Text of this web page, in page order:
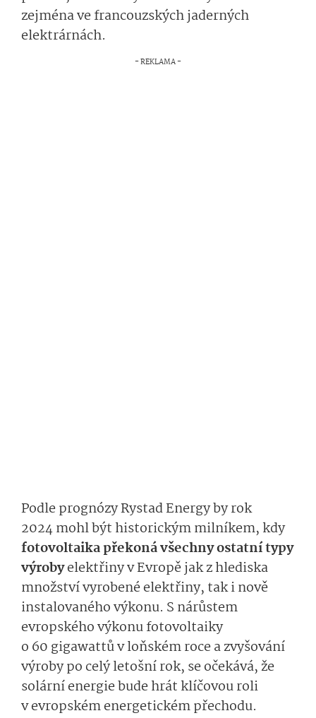
zejména ve francouzských jaderných
elektrárnách.
Podle prognózy Rystad Energy by rok
2024 mohl být historickým milníkem, kdy
fotovoltaika překoná všechny ostatní typy
výrobyelektřiny v Evropě jak z hlediska
množství vyrobené elektřiny, tak i nově
instalovaného výkonu. S nárůstem
evropského výkonu fotovoltaiky
o 60 gigawattů v loňském roce a zvyšování
výroby po celý letošní rok, se očekává, že
solární energie bude hrát klíčovou roli
v evropském energetickém přechodu.